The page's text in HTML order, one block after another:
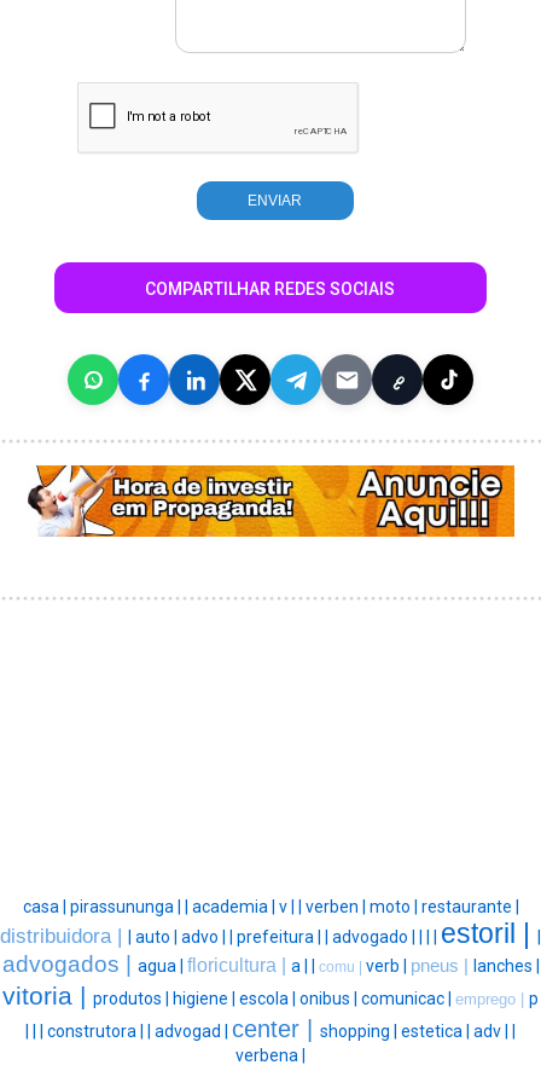
COMPARTILHAR REDES SOCIAIS
casa | pirassununga | | academia | v | | verben | moto | restaurante |
distribuidora | | auto | advo | | prefeitura | | advogado | | | | estoril | |
advogados | agua | floricultura | a | | comu | verb | pneus | lanches |
vitoria | produtos | higiene | escola | onibus | comunicac | emprego | p
| | | construtora | | advogad | center | shopping | estetica | adv | |
verbena |